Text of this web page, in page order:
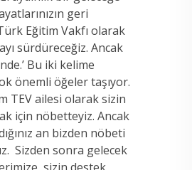
geri
Eğitim Vakfı olarak
sürdüreceğiz. Ancak
Bu iki kelime
önemli öğeler taşıyor.
TEV ailesi olarak sizin
için nöbetteyiz. Ancak
an bizden nöbeti
Sizden sonra gelecek
sizin destek